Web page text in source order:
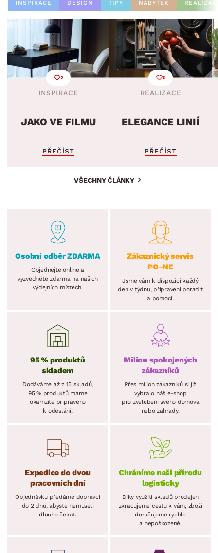
INSPIRACE DESIGN TIPY NÁBYTEK
2
INSPIRACE
JAKO VE FILMU
PŘEČÍST
0
REALIZACE
ELEGANCE LINIÍ
PŘEČÍST
VŠECHNY ČLÁNKY
Osobní odběr ZDARMA
Objednejte online a
vyzvedněte zdarma na našich
výdejních místech.
Zákaznický servis
PO–NE
Jsme vám k dispozici každý
den v týdnu, připraveni poradit
a pomoci.
95 % produktů
skladem
Dodáváme až z 15 skladů,
95 % produktů máme
okamžitě připraveno
k odeslání.
Milion spokojených
zákazníků
Přes milion zákazníků si již
vybralo náš e-shop
pro zvelebení svého domova
nebo zahrady.
Expedice do dvou
pracovních dní
Objednávku předáme dopravci
do 2 dnů, abyste nemuseli
dlouho čekat.
Chráníme naši přírodu
logisticky
Díky využití skladů prodejen
zkracujeme cestu k vám, zboží
doručujeme rychle
a nepoškozené.